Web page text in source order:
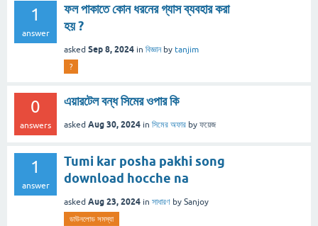
1
answer
ফল পাকাতে কোন ধরনের গ্যাস ব্যবহার করা
হয় ?
asked Sep 8, 2024 in বিজ্ঞান by tanjim
?
0
answers
এয়ারটেল বন্ধ সিমের ওপার কি
asked Aug 30, 2024 in সিমের অফার by ফয়েজ
1
answer
Tumi kar posha pakhi song
download hocche na
asked Aug 23, 2024 in সাধারণ by Sanjoy
ডাউনলোড সমস্যা